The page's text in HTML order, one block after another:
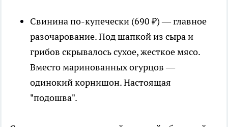
Свинина по-купечески (690 ₽) — главное
разочарование. Под шапкой из сыра и
грибов скрывалось сухое, жесткое мясо.
Вместо маринованных огурцов —
одинокий корнишон. Настоящая
"подошва".